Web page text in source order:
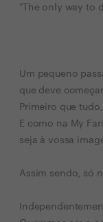
"The only way to
Um pequeno
que deve
Primeiro que
E como na My
seja à vossa
Assim sendo, só